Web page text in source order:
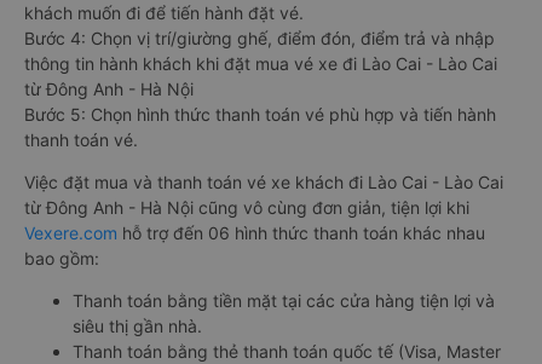
khách muốn đi để tiến hành đặt vé.
Bước 4: Chọn vị trí/giường ghế, điểm đón, điểm trả và nhập
thông tin hành khách khi đặt mua vé xe đi Lào Cai - Lào Cai
từ Đông Anh - Hà Nội
Bước 5: Chọn hình thức thanh toán vé phù hợp và tiến hành
thanh toán vé.
Việc đặt mua và thanh toán vé xe khách đi Lào Cai - Lào Cai
từ Đông Anh - Hà Nội cũng vô cùng đơn giản, tiện lợi khi
Vexere.com hỗ trợ đến 06 hình thức thanh toán khác nhau
bao gồm:
Thanh toán bằng tiền mặt tại các cửa hàng tiện lợi và
siêu thị gần nhà.
Thanh toán bằng thẻ thanh toán quốc tế (Visa, Master